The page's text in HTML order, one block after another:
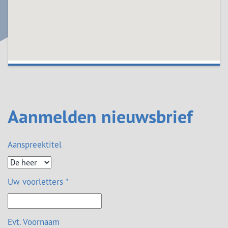
Aanmelden nieuwsbrief
Aanspreektitel
Uw voorletters *
Evt. Voornaam